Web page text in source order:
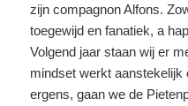
zijn compagnon Alfons.
toegewijd en fanatiek, a
Volgend jaar staan wij er
mindset werkt aanstekelijk
ergens, gaan we de